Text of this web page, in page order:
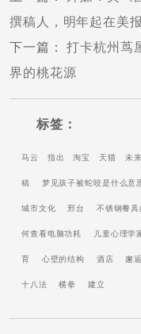
撰稿人，明年起在美
下一篇 ：打卡杭州茑
界的桃花源
标签：
马云 指出 淘宝 天猫 未来
稿 梦见孩子被蛇咬是什么意
城市文化 邢台 不锈钢餐
何查看电脑功耗 儿童心理学
育 心壁的结构 酒店 邂逅
十八法 横拳 建立